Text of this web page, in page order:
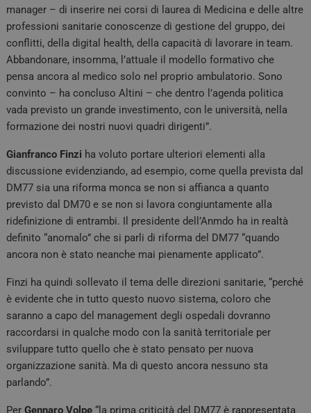
manager – di inserire nei corsi di laurea di Medicina e delle altre
professioni sanitarie conoscenze di gestione del gruppo, dei
conflitti, della digital health, della capacità di lavorare in team.
Abbandonare, insomma, l’attuale il modello formativo che
pensa ancora al medico solo nel proprio ambulatorio. Sono
convinto – ha concluso Altini – che dentro l’agenda politica
vada previsto un grande investimento, con le università, nella
formazione dei nostri nuovi quadri dirigenti”.
Gianfranco Finzi ha voluto portare ulteriori elementi alla
discussione evidenziando, ad esempio, come quella prevista dal
DM77 sia una riforma monca se non si affianca a quanto
previsto dal DM70 e se non si lavora congiuntamente alla
ridefinizione di entrambi. Il presidente dell’Anmdo ha in realtà
definito “anomalo” che si parli di riforma del DM77 “quando
ancora non è stato neanche mai pienamente applicato”.
Finzi ha quindi sollevato il tema delle direzioni sanitarie, “perché
è evidente che in tutto questo nuovo sistema, coloro che
saranno a capo del management degli ospedali dovranno
raccordarsi in qualche modo con la sanità territoriale per
sviluppare tutto quello che è stato pensato per nuova
organizzazione sanità. Ma di questo ancora nessuno sta
parlando”.
PerGennaro Volpe “la prima criticità del DM77 è rappresentata